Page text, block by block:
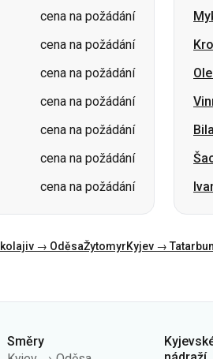
cena na požádání
cena na požádání
cena na požádání
cena na požádání
→ Oděsa ŽytomyrKyjev →
Varšava → Dněpr
Dněpr → Oděsa
AN